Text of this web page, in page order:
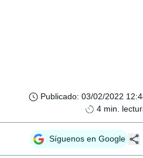
Publicado: 03/02/2022
4 min.
Síguenos en Google